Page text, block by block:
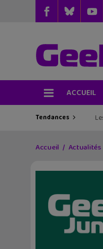
ACCUEIL
Tendances
Accueil Actualités